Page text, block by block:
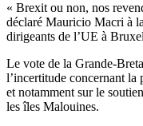
« Brexit ou non, nos
déclaré Mauricio Macri à
dirigeants de l’UE à
Le vote de la Grande-
l’incertitude concernant la
et notamment sur le
les îles Malouines.